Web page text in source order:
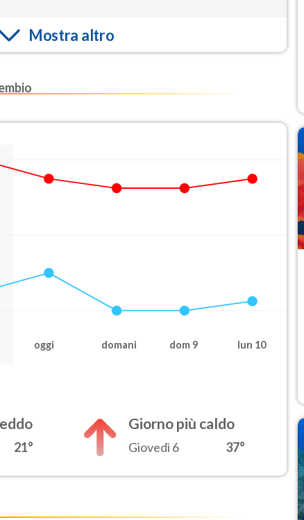
Mostra altro
oggi domani dom 9 lun 10
21°
Giorno più caldo
Giovedì 6 37°